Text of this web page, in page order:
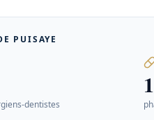
PUISAYE
dentistes
1